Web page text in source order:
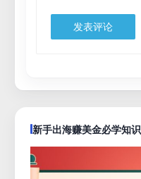
新手出海赚美金必学知识